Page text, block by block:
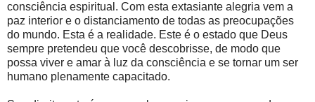
consciência espiritual. Com esta extasiante alegria vem a
paz interior e o distanciamento de todas as preocupações
do mundo. Esta é a realidade. Este é o estado que Deus
sempre pretendeu que você descobrisse, de modo que
possa viver e amar à luz da consciência e se tornar um ser
humano plenamente capacitado.